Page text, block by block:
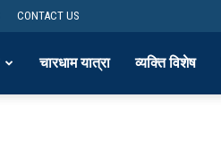
CONTACT US
चारधाम यात्रा व्यक्ति विशेष